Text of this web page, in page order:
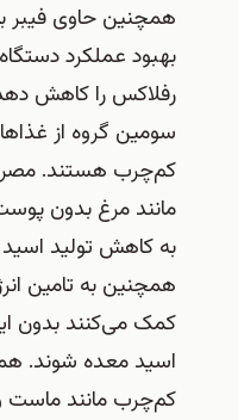
همچنین حاوی فیبر
بهبود عملکرد
رفلاکس را کاهش
سومین گروه از
کم‌چرب هستند.
مانند مرغ بدون
به کاهش تولید
همچنین به تامین
کمک می‌کنند بدون
اسید معده شوند.
کم‌چرب مانند ماست